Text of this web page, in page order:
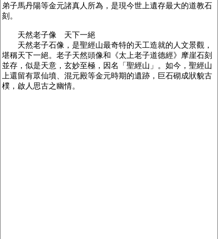
弟子馬丹陽等金元諸真人所為，是現今世上遺存最大的道教石
刻。
天然老子像 天下一絕
天然老子石像，是聖經山最奇特的天工造就的人文景觀，
堪稱天下一絕。老子天然頭像和《太上老子道德經》摩崖石刻
並存，似是天意，玄妙至極，因名「聖經山」。如今，聖經山
上還留有眾仙墳、混元殿等金元時期的遺跡，巨石砌成狀貌古
樸，啟人思古之幽情。